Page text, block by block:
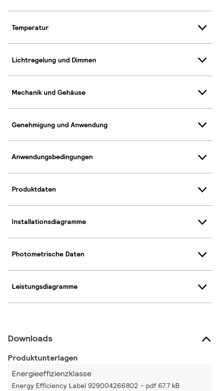
Temperatur
Lichtregelung und Dimmen
Mechanik und Gehäuse
Genehmigung und Anwendung
Anwendungsbedingungen
Produktdaten
Installationsdiagramme
Photometrische Daten
Leistungsdiagramme
Downloads
Produktunterlagen
Energieeffizienzklasse
Energy Efficiency Label 929004266802 pdf 67.7 kB